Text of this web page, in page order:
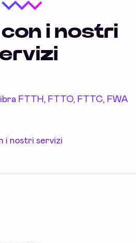
i nostri
FTTH, FTTO, FTTC, FWA
i nostri servizi